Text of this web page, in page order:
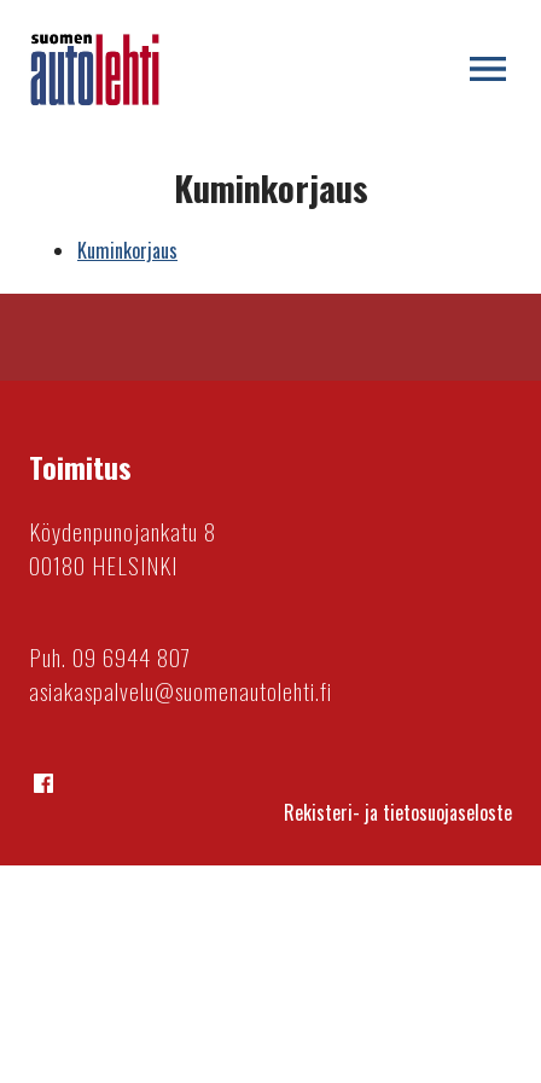
Kuminkorjaus
Kuminkorjaus
Toimitus
Köydenpunojankatu 8
00180 HELSINKI
Puh. 09 6944 807
asiakaspalvelu@suomenautolehti.fi
Rekisteri- ja tietosuojaseloste